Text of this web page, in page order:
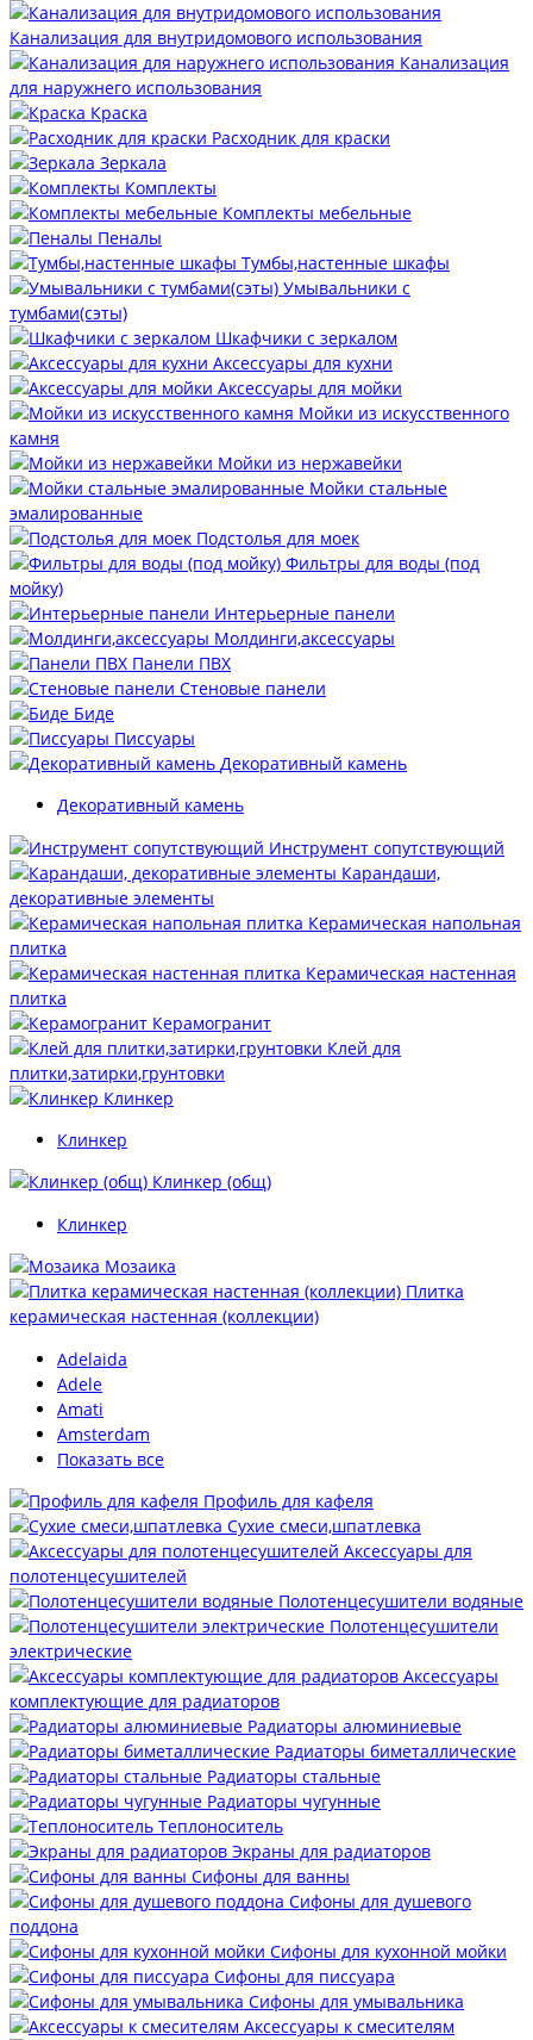
Канализация для внутридомового использования
Канализация
для наружнего использования
Краска
Расходник для краски
Зеркала
Комплекты
Комплекты мебельные
Пеналы
Тумбы,настенные шкафы
Умывальники с
тумбами(сэты)
Шкафчики с зеркалом
Аксессуары для кухни
Аксессуары для мойки
Мойки из искусственного
камня
Мойки из нержавейки
Мойки стальные
эмалированные
Подстолья для моек
Фильтры для воды (под
мойку)
Интерьерные панели
Молдинги,аксессуары
Панели ПВХ
Стеновые панели
Биде
Писсуары
Декоративный камень
Декоративный камень
Инструмент сопутствующий
Карандаши,
декоративные элементы
Керамическая напольная
плитка
Керамическая настенная
плитка
Керамогранит
Клей для
плитки,затирки,грунтовки
Клинкер
Клинкер
Клинкер (общ)
Клинкер
Мозаика
Плитка
керамическая настенная (коллекции)
Adelaida
Adele
Amati
Amsterdam
Показать все
Профиль для кафеля
Сухие смеси,шпатлевка
Аксессуары для
полотенцесушителей
Полотенцесушители водяные
Полотенцесушители
электрические
Аксессуары
комплектующие для радиаторов
Радиаторы алюминиевые
Радиаторы биметаллические
Радиаторы стальные
Радиаторы чугунные
Теплоноситель
Экраны для радиаторов
Сифоны для ванны
Сифоны для душевого
поддона
Сифоны для кухонной мойки
Сифоны для писсуара
Сифоны для умывальника
Аксессуары к смесителям